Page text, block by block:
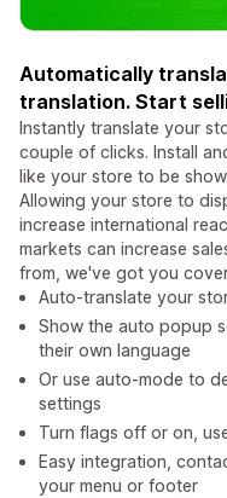
Automatically
translation. Start
Instantly translate your
couple of clicks. Install
like your store to be
Allowing your store to
increase international
markets can increase
from, we've got you
Auto-translate your
Show the auto popup
their own language
Or use auto-mode to
settings
Turn flags off or on,
Easy integration,
your menu or footer